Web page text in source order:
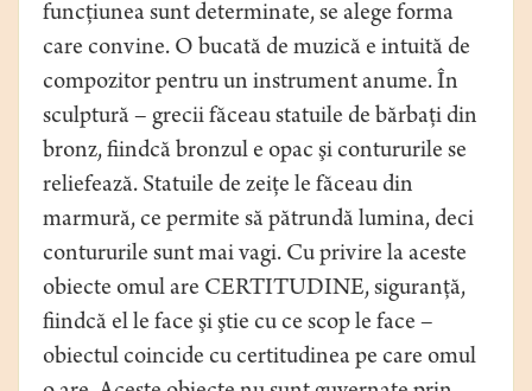
funcţiunea sunt determinate, se alege forma
care convine. O bucată de muzică e intuită de
compozitor pentru un instrument anume. În
sculptură – grecii făceau statuile de bărbaţi din
bronz, fiindcă bronzul e opac şi contururile se
reliefează. Statuile de zeiţe le făceau din
marmură, ce permite să pătrundă lumina, deci
contururile sunt mai vagi. Cu privire la aceste
obiecte omul are CERTITUDINE, siguranţă,
fiindcă el le face şi ştie cu ce scop le face –
obiectul coincide cu certitudinea pe care omul